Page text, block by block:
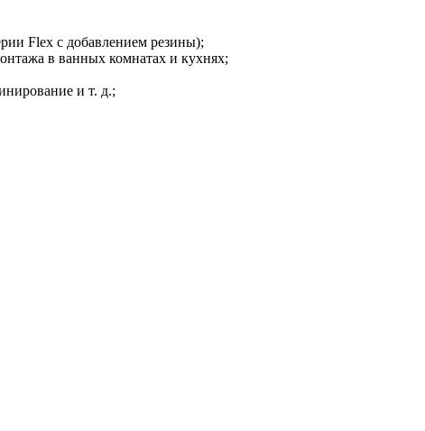
Flex с добавлением резины);
в ванных комнатах и ​​кухнях;
и т. д.;